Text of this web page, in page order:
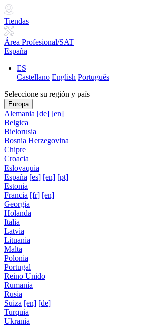
Tiendas
Área Profesional/SAT
España
ES
Castellano English Português
Seleccione su región y país
Europa
Alemania [de] [en]
Belgica
Bielorusia
Bosnia Herzegovina
Chipre
Croacia
Eslovaquia
España [es] [en] [pt]
Estonia
Francia [fr] [en]
Georgia
Holanda
Italia
Latvia
Lituania
Malta
Polonia
Portugal
Reino Unido
Rumania
Rusia
Suiza [en] [de]
Turquia
Ukrania